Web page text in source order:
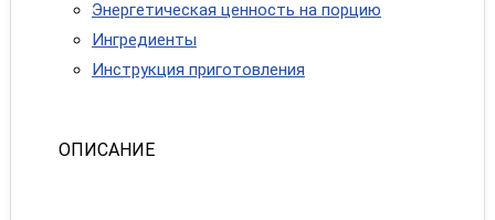
Энергетическая ценность на порцию
Ингредиенты
Инструкция приготовления
ОПИСАНИЕ